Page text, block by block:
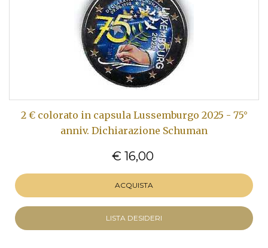
2 € colorato in capsula Lussemburgo 2025 - 75°
anniv. Dichiarazione Schuman
€ 16,00
ACQUISTA
LISTA DESIDERI